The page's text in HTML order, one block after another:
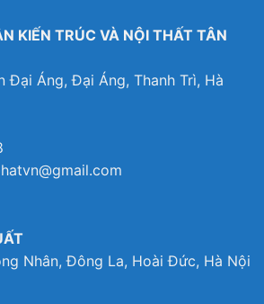
KIẾN TRÚC VÀ NỘI THẤT TÂN
Áng, Đại Áng, Thanh Trì, Hà
Nhân, Đông La, Hoài Đức, Hà Nội